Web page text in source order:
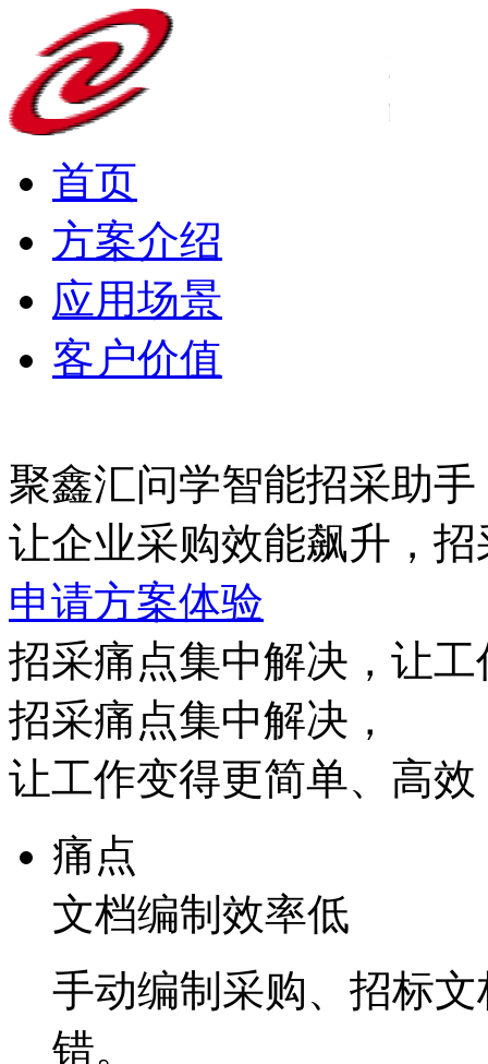
首页
方案介绍
应用场景
客户价值
聚鑫汇问学智能招采助手
让企业采购效能飙升，招
申请方案体验
招采痛点集中解决，让工
招采痛点集中解决，
让工作变得更简单、高效
痛点
文档编制效率低
手动编制采购、招标
错。